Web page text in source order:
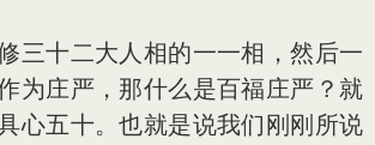
十二大人相的一一相，然后一
为庄严，那什么是百福庄严？就
心五十。也就是说我们刚刚所说